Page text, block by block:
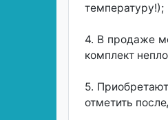
температуру!);
4. В продаже
комплект
5.
отметить